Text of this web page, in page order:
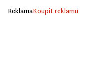
ReklamaKoupit reklamu